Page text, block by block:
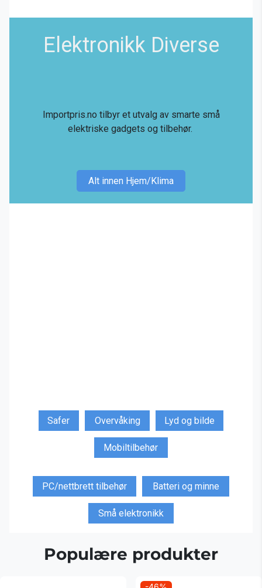
Elektronikk Diverse
Importpris.no tilbyr et utvalg av smarte små
elektriske gadgets og tilbehør.
Alt innen Hjem/Klima
Safer Overvåking Lyd og bilde
Mobiltilbehør
PC/nettbrett tilbehør Batteri og minne
Små elektronikk
Populære produkter